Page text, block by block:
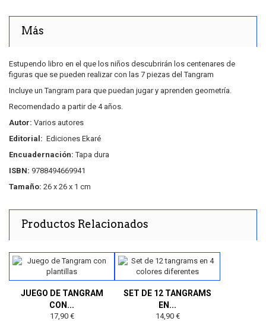
Más
Estupendo libro en el que los niños descubrirán los centenares de
figuras que se pueden realizar con las 7 piezas del Tangram
Incluye un Tangram para que puedan jugar y aprenden geometría.
Recomendado a partir de 4 años.
Autor: Varios autores
Editorial: Ediciones Ekaré
Encuadernación:Tapa dura
ISBN: 9788494669941
Tamaño: 26 x 26 x 1 cm
Productos Relacionados
JUEGO DE TANGRAM
CON...
17,90 €
SET DE 12 TANGRAMS
EN...
14,90 €